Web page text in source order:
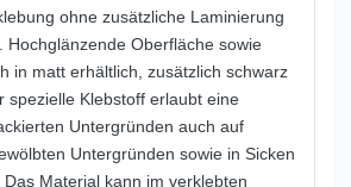
ohne zusätzliche Laminierung
Hochglänzende Oberfläche sowie
in matt erhältlich, zusätzlich schwarz
spezielle Klebstoff erlaubt eine
Untergründen auch auf
Untergründen sowie in Sicken
Material kann im verklebten